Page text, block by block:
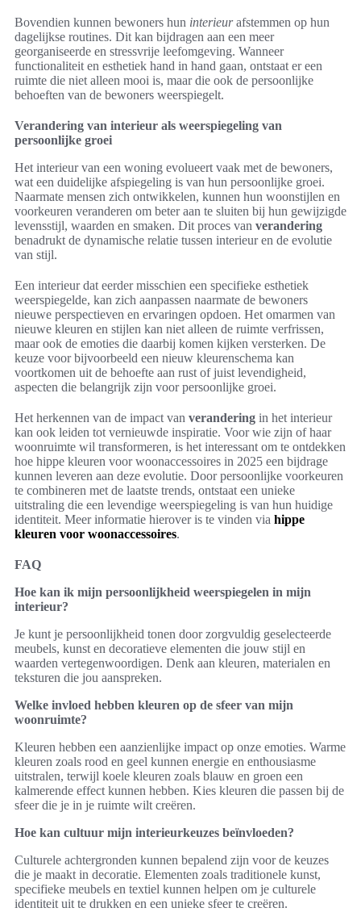
Bovendien kunnen bewoners hun interieurafstemmen op hun
dagelijkse routines. Dit kan bijdragen aan een meer
georganiseerde en stressvrije leefomgeving. Wanneer
functionaliteit en esthetiek hand in hand gaan, ontstaat er een
ruimte die niet alleen mooi is, maar die ook de persoonlijke
behoeften van de bewoners weerspiegelt.
Verandering van interieur als weerspiegeling van
persoonlijke groei
Het interieur van een woning evolueert vaak met de bewoners,
wat een duidelijke afspiegeling is van hun persoonlijke groei.
Naarmate mensen zich ontwikkelen, kunnen hun woonstijlen en
voorkeuren veranderen om beter aan te sluiten bij hun gewijzigde
levensstijl, waarden en smaken. Dit proces van verandering
benadrukt de dynamische relatie tussen interieur en de evolutie
van stijl.
Een interieur dat eerder misschien een specifieke esthetiek
weerspiegelde, kan zich aanpassen naarmate de bewoners
nieuwe perspectieven en ervaringen opdoen. Het omarmen van
nieuwe kleuren en stijlen kan niet alleen de ruimte verfrissen,
maar ook de emoties die daarbij komen kijken versterken. De
keuze voor bijvoorbeeld een nieuw kleurenschema kan
voortkomen uit de behoefte aan rust of juist levendigheid,
aspecten die belangrijk zijn voor persoonlijke groei.
Het herkennen van de impact van verandering in het interieur
kan ook leiden tot vernieuwde inspiratie. Voor wie zijn of haar
woonruimte wil transformeren, is het interessant om te ontdekken
hoe hippe kleuren voor woonaccessoires in 2025 een bijdrage
kunnen leveren aan deze evolutie. Door persoonlijke voorkeuren
te combineren met de laatste trends, ontstaat een unieke
uitstraling die een levendige weerspiegeling is van hun huidige
identiteit. Meer informatie hierover is te vinden via hippe
kleuren voor woonaccessoires.
FAQ
Hoe kan ik mijn persoonlijkheid weerspiegelen in mijn
interieur?
Je kunt je persoonlijkheid tonen door zorgvuldig geselecteerde
meubels, kunst en decoratieve elementen die jouw stijl en
waarden vertegenwoordigen. Denk aan kleuren, materialen en
teksturen die jou aanspreken.
Welke invloed hebben kleuren op de sfeer van mijn
woonruimte?
Kleuren hebben een aanzienlijke impact op onze emoties. Warme
kleuren zoals rood en geel kunnen energie en enthousiasme
uitstralen, terwijl koele kleuren zoals blauw en groen een
kalmerende effect kunnen hebben. Kies kleuren die passen bij de
sfeer die je in je ruimte wilt creëren.
Hoe kan cultuur mijn interieurkeuzes beïnvloeden?
Culturele achtergronden kunnen bepalend zijn voor de keuzes
die je maakt in decoratie. Elementen zoals traditionele kunst,
specifieke meubels en textiel kunnen helpen om je culturele
identiteit uit te drukken en een unieke sfeer te creëren.